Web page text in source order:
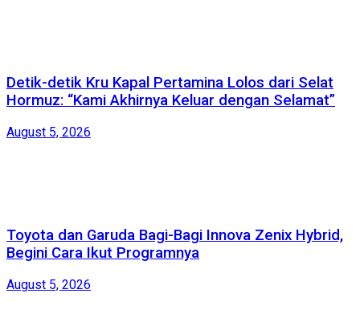
Detik-detik Kru Kapal Pertamina Lolos dari Selat
Hormuz: “Kami Akhirnya Keluar dengan Selamat”
August 5, 2026
Toyota dan Garuda Bagi-Bagi Innova Zenix Hybrid,
Begini Cara Ikut Programnya
August 5, 2026